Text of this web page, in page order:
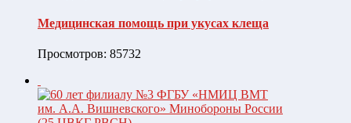
Медицинская помощь при укусах клеща
Просмотров: 85732